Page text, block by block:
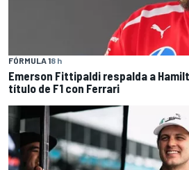
FÓRMULA 18 h
Emerson Fittipaldi respalda a
título de F1 con Ferrari